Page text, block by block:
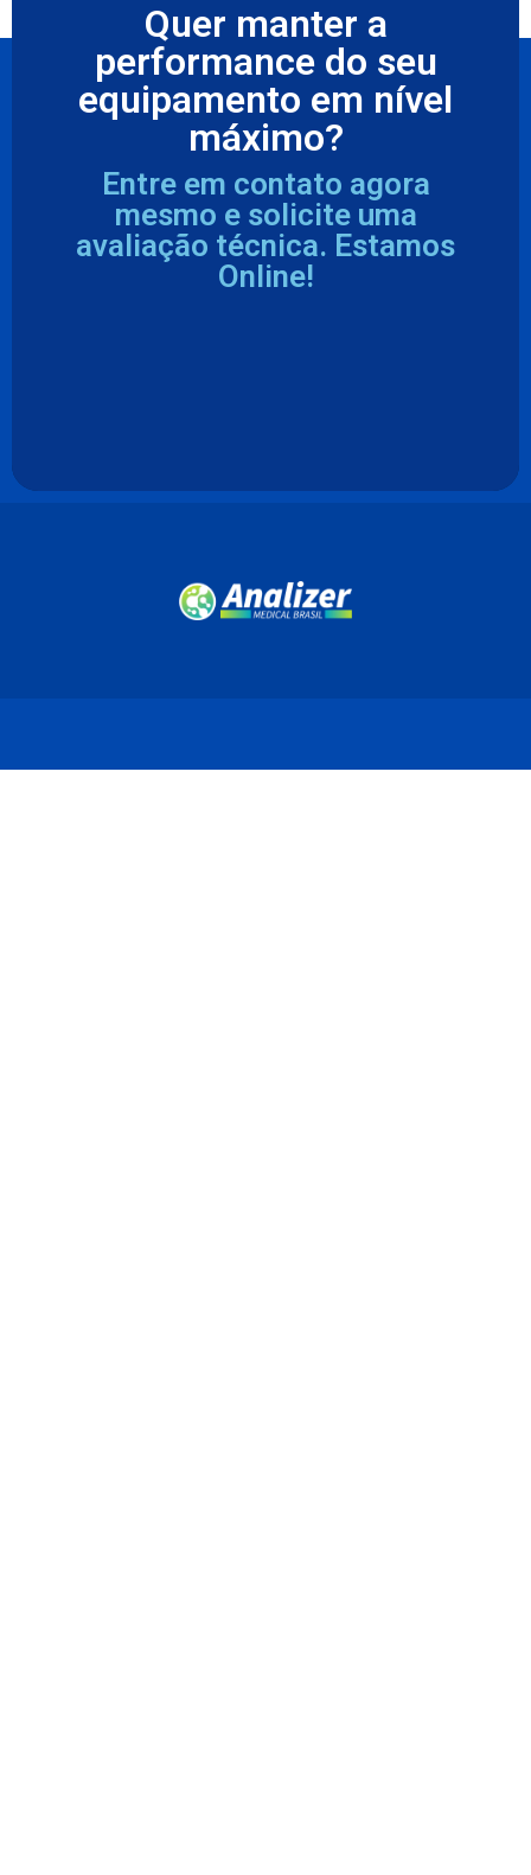
Quer manter a
performance do seu
equipamento em nível
máximo?
Entre em contato agora
mesmo e solicite uma
avaliação técnica. Estamos
Online!